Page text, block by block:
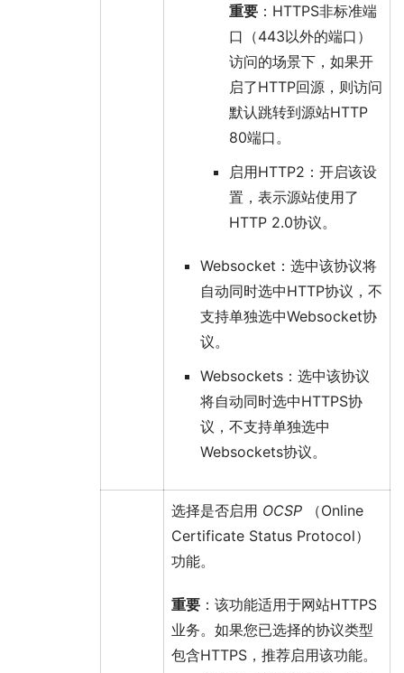
重要 ：HTTPS非标准端
口（443以外的端口）
访问的场景下，如果开
启了HTTP回源，则访问
默认跳转到源站HTTP
80端口。
启用HTTP2 ：开启该设
置，表示源站使用了
HTTP 2.0协议。
Websocket ：选中该协议将
自动同时选中HTTP协议，不
支持单独选中Websocket协
议。
Websockets ：选中该协议
将自动同时选中HTTPS协
议，不支持单独选中
Websockets协议。
选择是否启用 OCSP （Online
Certificate Status Protocol）
功能。
重要 ：该功能适用于网站HTTPS
业务。如果您已选择的协议类型
包含HTTPS ，推荐启用该功能。